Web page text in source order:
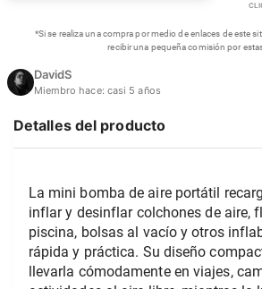
*Si se realiza una compra por medio de enlaces de este
recibir una pequeña comisión por
DavidS
Miembro hace: casi 5 años
Detalles del producto
La mini bomba de aire portátil
inflar y desinflar colchones de aire,
piscina, bolsas al vacío y otros
rápida y práctica. Su diseño
llevarla cómodamente en viajes,